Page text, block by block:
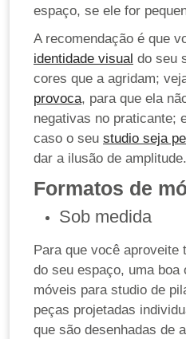
espaço, se ele for
A recomendação é que
identidade visual do seu
cores que a agridam;
provoca, para que ela
negativas no praticante;
caso o seu studio seja
dar a ilusão de amplitude.
Formatos de
Sob medida
Para que você
do seu espaço, uma boa
móveis para studio de
peças projetadas
que são desenhadas de